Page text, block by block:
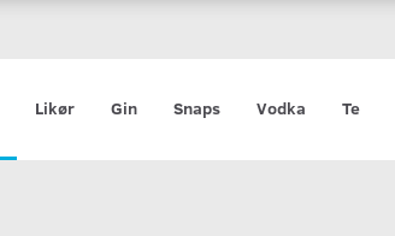
Likør Gin Snaps Vodka Te